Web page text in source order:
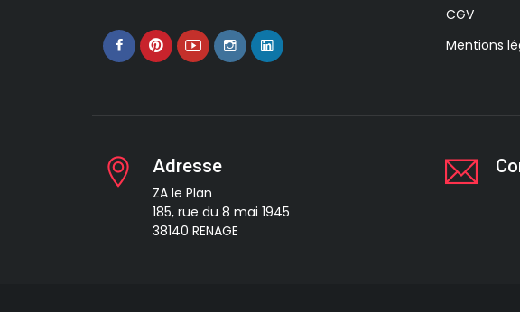
CGV
Mentions
Adresse
ZA le Plan
185, rue du 8 mai 1945
38140 RENAGE